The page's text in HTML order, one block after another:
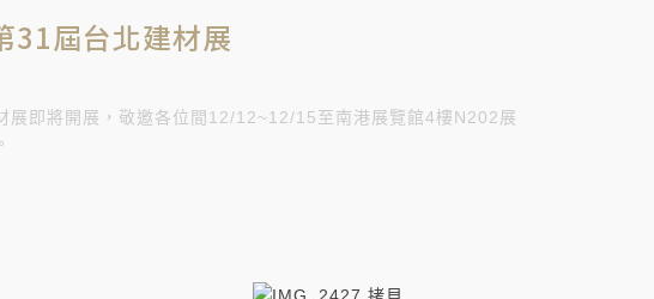
31屆台北建材展
展即將開展，敬邀各位間12/12~12/15至南港展覽館4樓N202展